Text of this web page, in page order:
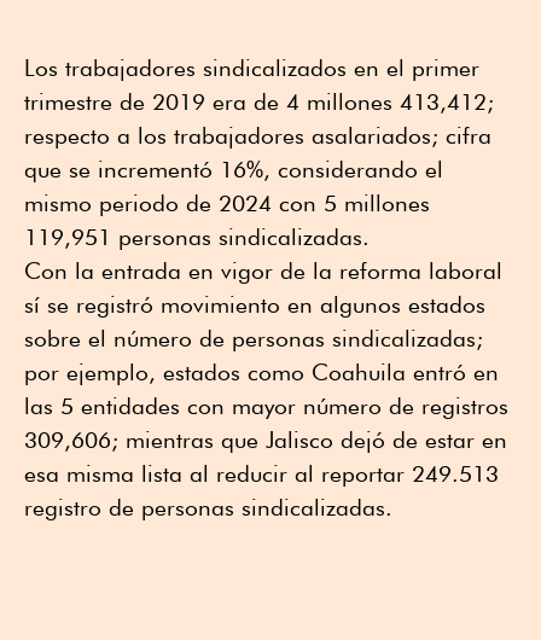
Los trabajadores sindicalizados en el primer
trimestre de 2019 era de 4 millones 413,412;
respecto a los trabajadores asalariados; cifra
que se incrementó 16%, considerando el
mismo periodo de 2024 con 5 millones
119,951 personas sindicalizadas.
Con la entrada en vigor de la reforma laboral
sí se registró movimiento en algunos estados
sobre el número de personas sindicalizadas;
por ejemplo, estados como Coahuila entró en
las 5 entidades con mayor número de registros
309,606; mientras que Jalisco dejó de estar en
esa misma lista al reducir al reportar 249.513
registro de personas sindicalizadas.